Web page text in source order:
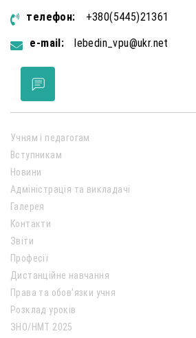
телефон:
+380(5445)21361
e-mail:
lebedin_vpu@ukr.net
Учням і педагогам
Вступникам
Новини
Адміністрація та викладачі
Галерея
Контакти
Звіти
Професії
Дистанційне навчання
Права та обов’язки учня
Розклад уроків
ЗНО/НМТ 2025